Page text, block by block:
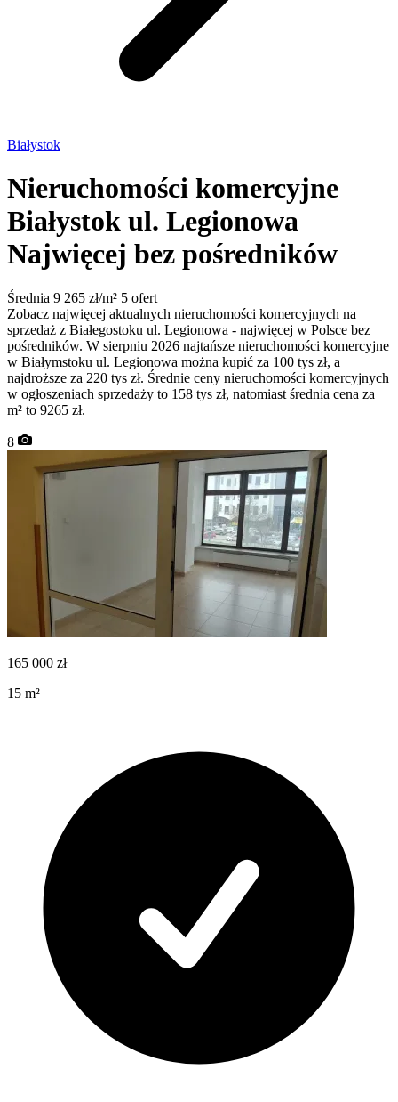
Białystok
Nieruchomości komercyjne
Białystok ul. Legionowa
Najwięcej bez pośredników
Średnia 9 265 zł/m² 5 ofert
Zobacz najwięcej aktualnych nieruchomości komercyjnych na
sprzedaż z Białegostoku ul. Legionowa - najwięcej w Polsce bez
pośredników. W sierpniu 2026 najtańsze nieruchomości komercyjne
w Białymstoku ul. Legionowa można kupić za 100 tys zł, a
najdroższe za 220 tys zł. Średnie ceny nieruchomości komercyjnych
w ogłoszeniach sprzedaży to 158 tys zł, natomiast średnia cena za
m² to 9265 zł.
8
165 000 zł
15 m²